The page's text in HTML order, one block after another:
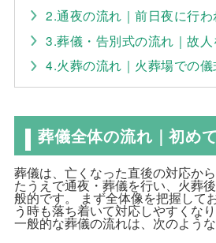
2.通夜の流れ｜前日夜に行
3.葬儀・告別式の流れ｜故
4.火葬の流れ｜火葬場での
葬儀全体の流れ｜初め
葬儀は、亡くなった直後の対応か
たうえで通夜・葬儀を行い、火葬
般的です。 まず全体像を把握して
う時も落ち着いて対応しやすくな
一般的な葬儀の流れは、次のような